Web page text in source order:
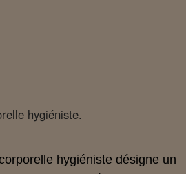
hygiéniste.
hygiéniste désigne un